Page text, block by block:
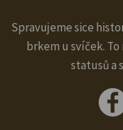
Spravujeme sice
brkem u svíček.
statusů a